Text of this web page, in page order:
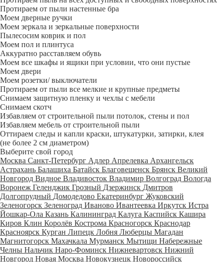
Протираем от пыли настенные бра
Моем дверные ручки
Моем зеркала и зеркальные поверхности
Пылесосим коврик и пол
Моем пол и плинтуса
Аккуратно расставляем обувь
Моем все шкафы и ящики при условии, что они пустые
Моем двери
Моем розетки/ выключатели
Протираем от пыли все мелкие и крупные предметы
Снимаем защитную пленку и чехлы с мебели
Снимаем скотч
Избавляем от строительной пыли потолок, стены и пол
Избавляем мебель от строительной пыли
Оттираем следы и капли краски, штукатурки, затирки, клея
(не более 2 см диаметром)
Выберите свой город
Москва Санкт-Петербург Адлер Апрелевка Архангельск
Астрахань Балашиха Батайск Благовещенск Брянск Великий
Новгород Видное Владивосток Владимир Волгоград Вологда
Воронеж Геленджик Грозный Дзержинск Дмитров
Долгопрудный Домодедово Екатеринбург Жуковский
Зеленогорск Зеленоград Иваново Ивантеевка Иркутск Истра
Йошкар-Ола Казань Калининград Калуга Каспийск Кашира
Киров Клин Королёв Кострома Красногорск Краснодар
Красноярск Курган Липецк Лобня Люберцы Магадан
Магнитогорск Махачкала Мурманск Мытищи Набережные
Челны Нальчик Наро-Фоминск Нижневартовск Нижний
Новгород Новая Москва Новокузнецк Новороссийск